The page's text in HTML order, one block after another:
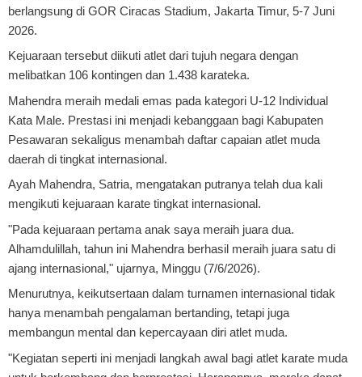
berlangsung di GOR Ciracas Stadium, Jakarta Timur, 5-7 Juni
2026.
Kejuaraan tersebut diikuti atlet dari tujuh negara dengan
melibatkan 106 kontingen dan 1.438 karateka.
Mahendra meraih medali emas pada kategori U-12 Individual
Kata Male. Prestasi ini menjadi kebanggaan bagi Kabupaten
Pesawaran sekaligus menambah daftar capaian atlet muda
daerah di tingkat internasional.
Ayah Mahendra, Satria, mengatakan putranya telah dua kali
mengikuti kejuaraan karate tingkat internasional.
"Pada kejuaraan pertama anak saya meraih juara dua.
Alhamdulillah, tahun ini Mahendra berhasil meraih juara satu di
ajang internasional," ujarnya, Minggu (7/6/2026).
Menurutnya, keikutsertaan dalam turnamen internasional tidak
hanya menambah pengalaman bertanding, tetapi juga
membangun mental dan kepercayaan diri atlet muda.
"Kegiatan seperti ini menjadi langkah awal bagi atlet karate muda